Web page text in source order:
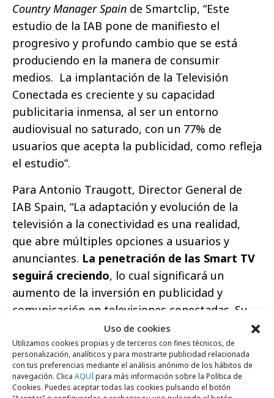
Uso de cookies
Utilizamos cookies propias y de terceros con fines técnicos, de
personalización, analíticos y para mostrarte publicidad relacionada
con tus preferencias mediante el análisis anónimo de los hábitos de
navegación. Clica AQUÍpara más información sobre la Política de
Cookies. Puedes aceptar todas las cookies pulsando el botón
Country Manager Spain de Smartclip, “Este
estudio de la IAB pone de manifiesto el
progresivo y profundo cambio que se está
produciendo en la manera de consumir
medios. La implantación de la Televisión
Conectada es creciente y su capacidad
publicitaria inmensa, al ser un entorno
audiovisual no saturado, con un 77% de
usuarios que acepta la publicidad, como refleja
el estudio”.
Para Antonio Traugott, Director General de
IAB Spain, “La adaptación y evolución de la
televisión a la conectividad es una realidad,
que abre múltiples opciones a usuarios y
anunciantes. La penetración de las Smart TV
seguirá creciendo, lo cual significará un
aumento de la inversión en publicidad y
comunicación en televisiones conectadas. Su
evolución acelerará que a medio plazo la
inversión digital en España supere a la
televisión convencional”.